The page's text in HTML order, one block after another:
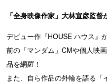
「全身映像作家」大林宣彦監
デビュー作『HOUSE ハウス』
前の「マンダム」CMや個人映
品を網羅！
また、自ら作品の外輪を語る